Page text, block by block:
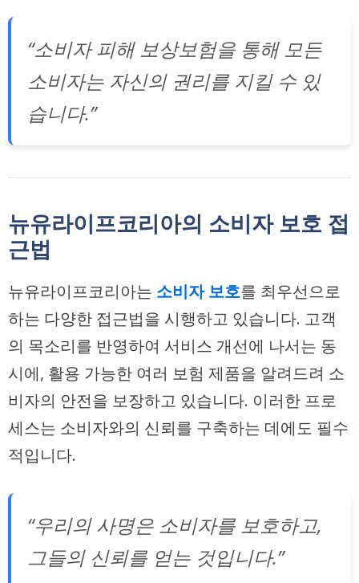
“소비자 피해 보상보험을 통해 모든
소비자는 자신의 권리를 지킬 수 있
습니다.”
뉴유라이프코리아의 소비자 보호 접
근법
뉴유라이프코리아는 소비자 보호를 최우선으로
하는 다양한 접근법을 시행하고 있습니다. 고객
의 목소리를 반영하여 서비스 개선에 나서는 동
시에, 활용 가능한 여러 보험 제품을 알려드려 소
비자의 안전을 보장하고 있습니다. 이러한 프로
세스는 소비자와의 신뢰를 구축하는 데에도 필수
적입니다.
“우리의 사명은 소비자를 보호하고,
그들의 신뢰를 얻는 것입니다.”